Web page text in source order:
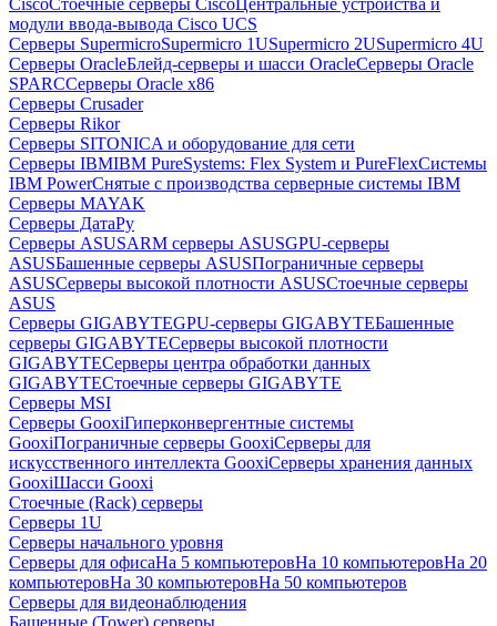
модули ввода-вывода Cisco UCS
Серверы SupermicroSupermicro 1USupermicro 2USupermicro 4U
Серверы OracleБлейд-серверы и шасси OracleСерверы Oracle
SPARCСерверы Oracle x86
Серверы Crusader
Серверы Rikor
Серверы SITONICA и оборудование для сети
Серверы IBMIBM PureSystems: Flex System и PureFlexСистемы
IBM PowerСнятые с производства серверные системы IBM
Серверы MAYAK
Серверы ДатаРу
Серверы ASUSARM серверы ASUSGPU-серверы
ASUSБашенные серверы ASUSПограничные серверы
ASUSСерверы высокой плотности ASUSСтоечные серверы
ASUS
Серверы GIGABYTEGPU-серверы GIGABYTEБашенные
серверы GIGABYTEСерверы высокой плотности
GIGABYTEСерверы центра обработки данных
GIGABYTEСтоечные серверы GIGABYTE
Серверы MSI
Серверы GooxiГиперконвергентные системы
GooxiПограничные серверы GooxiСерверы для
искусственного интеллекта GooxiСерверы хранения данных
GooxiШасси Gooxi
Стоечные (Rack) серверы
Серверы 1U
Серверы начального уровня
Серверы для офисаНа 5 компьютеровНа 10 компьютеровНа 20
компьютеровНа 30 компьютеровНа 50 компьютеров
Серверы для видеонаблюдения
Башенные (Tower) серверы